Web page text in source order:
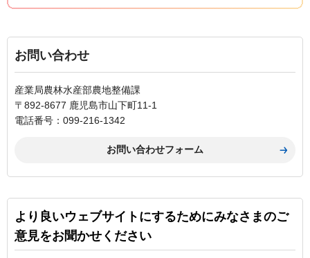
お問い合わせ
産業局農林水産部農地整備課
〒892-8677 鹿児島市山下町11-1
電話番号：099-216-1342
より良いウェブサイトにするためにみなさまのご
意見をお聞かせください